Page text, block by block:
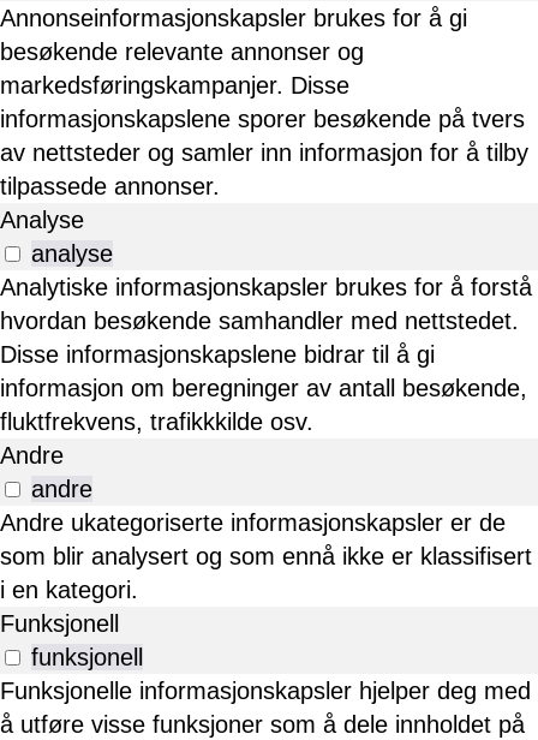
Annonseinformasjonskapsler brukes for å gi
besøkende relevante annonser og
markedsføringskampanjer. Disse
informasjonskapslene sporer besøkende på tvers
av nettsteder og samler inn informasjon for å tilby
tilpassede annonser.
Analyse
analyse
Analytiske informasjonskapsler brukes for å forstå
hvordan besøkende samhandler med nettstedet.
Disse informasjonskapslene bidrar til å gi
informasjon om beregninger av antall besøkende,
fluktfrekvens, trafikkkilde osv.
Andre
andre
Andre ukategoriserte informasjonskapsler er de
som blir analysert og som ennå ikke er klassifisert
i en kategori.
Funksjonell
funksjonell
Funksjonelle informasjonskapsler hjelper deg med
å utføre visse funksjoner som å dele innholdet på